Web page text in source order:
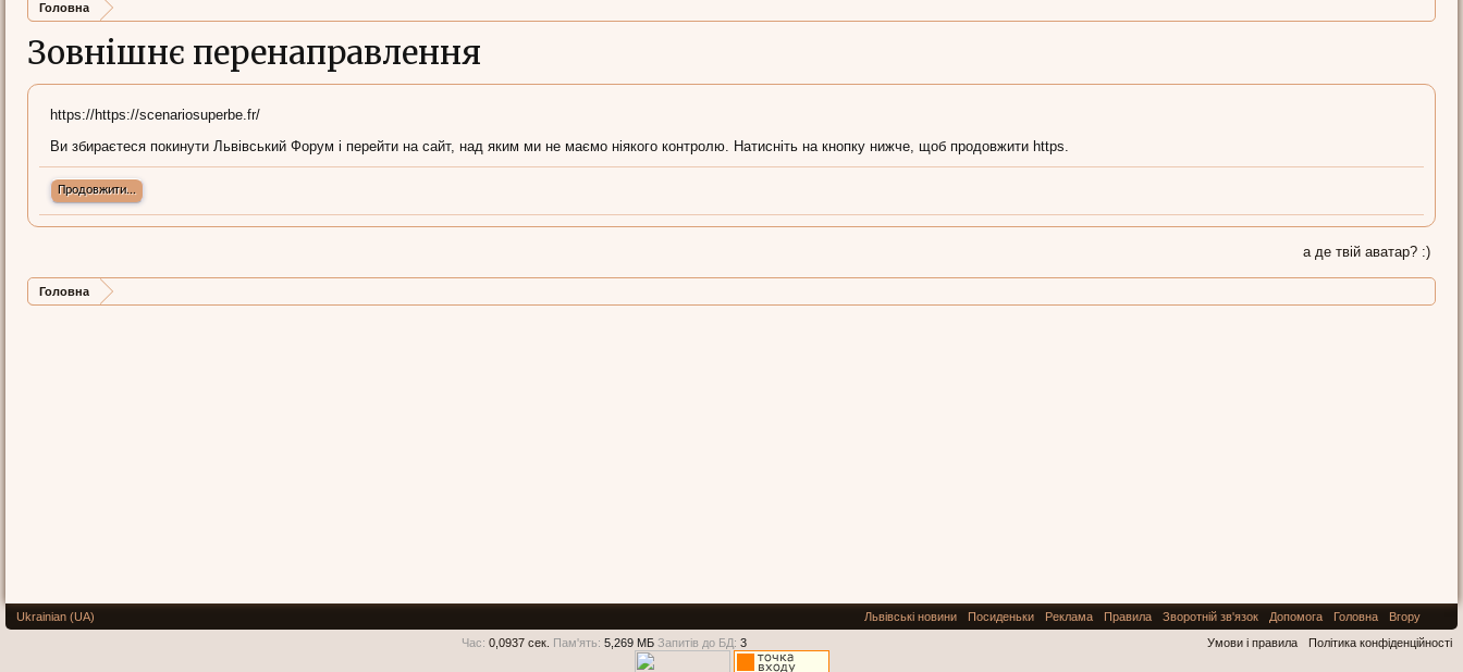
Головна
Зовнішнє перенаправлення
https://https://scenariosuperbe.fr/
Ви збираєтеся покинути Львівський Форум і перейти на сайт, над яким ми не маємо ніякого контролю. Натисніть на кнопку нижче, щоб продовжити https.
Продовжити...
а де твій аватар? :)
Головна
Ukrainian (UA) Львівські новини Посиденьки Реклама Правила Зворотній зв'язок Допомога Головна
Вгору
Умови і правила
Політика конфіденційності
Час: 0,0937 сек. Пам'ять: 5,269 МБ Запитів до БД: 3